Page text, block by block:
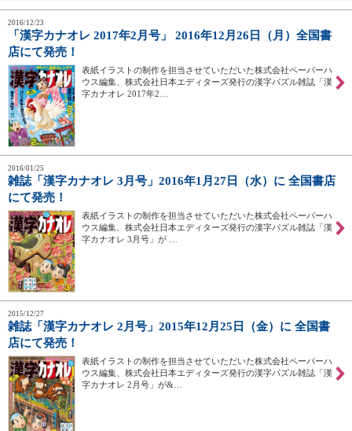
2016/12/23
「漢字カナオレ 2017年2月号」 2016年12月26日（月）全国書
店にて発売！
表紙イラストの制作を担当させていただいた株式会社ペーパーハ
ウス編集、株式会社日本エディターズ発行の漢字パズル雑誌「漢
字カナオレ 2017年2…
2016/01/25
雑誌「漢字カナオレ 3月号」2016年1月27日（水）に 全国書店
にて発売！
表紙イラストの制作を担当させていただいた株式会社ペーパーハ
ウス編集、株式会社日本エディターズ発行の漢字パズル雑誌「漢
字カナオレ 3月号」が …
2015/12/27
雑誌「漢字カナオレ 2月号」2015年12月25日（金）に 全国書
店にて発売！
表紙イラストの制作を担当させていただいた株式会社ペーパーハ
ウス編集、株式会社日本エディターズ発行の漢字パズル雑誌「漢
字カナオレ 2月号」が&…